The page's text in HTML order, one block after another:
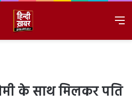
के साथ मिलकर पति